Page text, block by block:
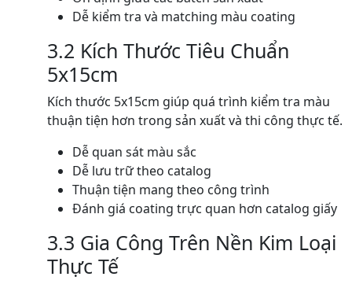
Dễ kiểm tra và matching màu coating
3.2 Kích Thước Tiêu Chuẩn
5x15cm
Kích thước 5x15cm giúp quá trình kiểm tra màu
thuận tiện hơn trong sản xuất và thi công thực tế.
Dễ quan sát màu sắc
Dễ lưu trữ theo catalog
Thuận tiện mang theo công trình
Đánh giá coating trực quan hơn catalog giấy
3.3 Gia Công Trên Nền Kim Loại
Thực Tế